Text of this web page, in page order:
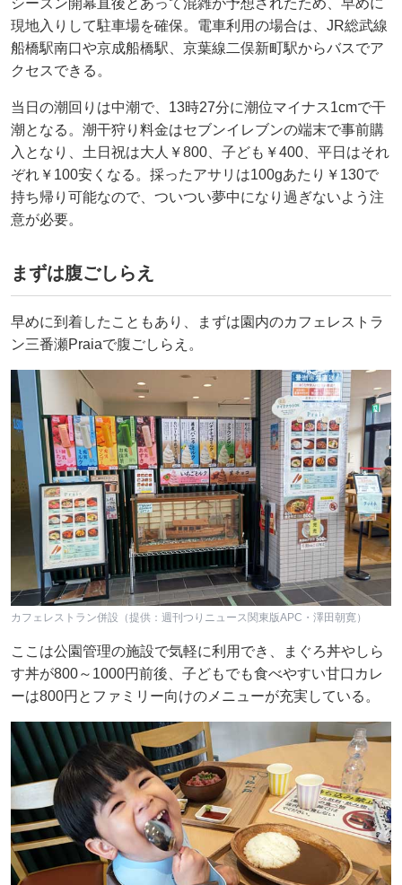
シーズン開幕直後とあって混雑が予想されたため、早めに
現地入りして駐車場を確保。電車利用の場合は、JR総武線
船橋駅南口や京成船橋駅、京葉線二俣新町駅からバスでア
クセスできる。
当日の潮回りは中潮で、13時27分に潮位マイナス1cmで干
潮となる。潮干狩り料金はセブンイレブンの端末で事前購
入となり、土日祝は大人￥800、子ども￥400、平日はそれ
ぞれ￥100安くなる。採ったアサリは100gあたり￥130で
持ち帰り可能なので、ついつい夢中になり過ぎないよう注
意が必要。
まずは腹ごしらえ
早めに到着したこともあり、まずは園内のカフェレストラ
ン三番瀬Praiaで腹ごしらえ。
カフェレストラン併設（提供：週刊つりニュース関東版APC・澤田朝寛）
ここは公園管理の施設で気軽に利用でき、まぐろ丼やしら
す丼が800～1000円前後、子どもでも食べやすい甘口カレ
ーは800円とファミリー向けのメニューが充実している。